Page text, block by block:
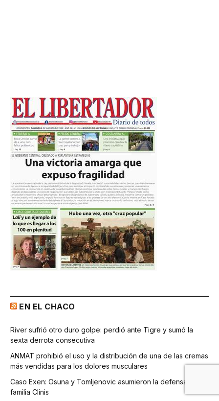
EN EL CHACO
River sufrió otro duro golpe: perdió ante Tigre y sumó la
sexta derrota consecutiva
ANMAT prohibió el uso y la distribución de una de las cremas
más vendidas para los dolores musculares
Caso Exen: Osuna y Tomljenovic asumieron la defensa de la
familia Clinis